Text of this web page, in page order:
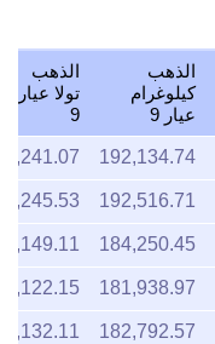
الذهب
كيلوغرام
عيار 9
الذهب
تولا عيار
9
192,134.74
2,241.07
192,516.71
2,245.53
184,250.45
2,149.11
181,938.97
2,122.15
182,792.57
2,132.11